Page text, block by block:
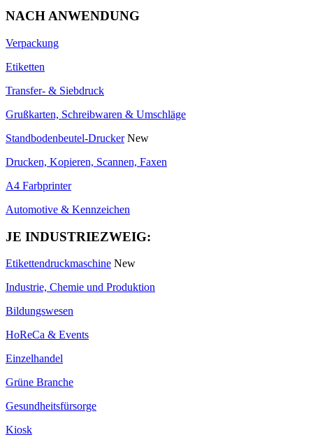
NACH ANWENDUNG
Verpackung
Etiketten
Transfer- & Siebdruck
Grußkarten, Schreibwaren & Umschläge
Standbodenbeutel-Drucker New
Drucken, Kopieren, Scannen, Faxen
A4 Farbprinter
Automotive & Kennzeichen
JE INDUSTRIEZWEIG:
Etikettendruckmaschine New
Industrie, Chemie und Produktion
Bildungswesen
HoReCa & Events
Einzelhandel
Grüne Branche
Gesundheitsfürsorge
Kiosk